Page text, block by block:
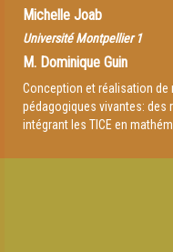
Michelle Joab
Université Montpellier 1
M. Dominique Guin
Conception et réalisation de
pédagogiques vivantes: des
intégrant les TICE en